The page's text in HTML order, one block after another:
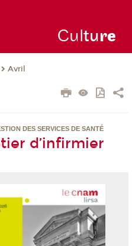
Culture
Avril
DES SERVICES DE SANTÉ
d’infirmier